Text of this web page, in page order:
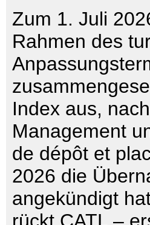
Zum 1. Juli
Rahmen des
Index aus,
Management
de dépôt et
2026 die
angekündigt